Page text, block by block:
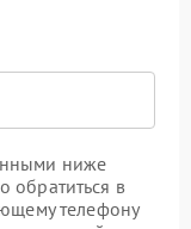
ниже
обратиться в
телефону